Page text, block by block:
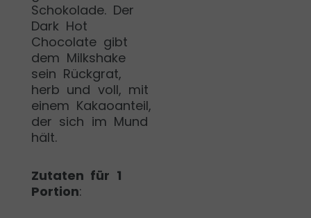
Schokolade. Der
Dark Hot
Chocolate gibt
dem Milkshake
sein Rückgrat,
herb und voll, mit
einem Kakaoanteil,
der sich im Mund
hält.
Zutaten für 1
Portion: